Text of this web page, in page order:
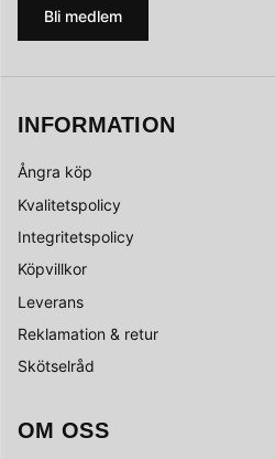
Bli medlem
INFORMATION
Ångra köp
Kvalitetspolicy
Integritetspolicy
Köpvillkor
Leverans
Reklamation & retur
Skötselråd
OM OSS